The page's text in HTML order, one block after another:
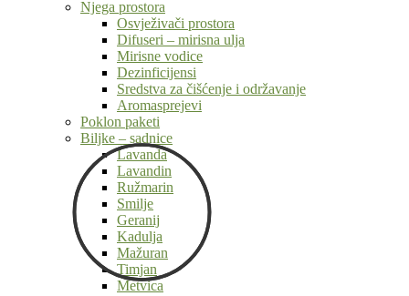
Njega prostora
Osvježivači prostora
Difuseri – mirisna ulja
Mirisne vodice
Dezinficijensi
Sredstva za čišćenje i održavanje
Aromasprejevi
Poklon paketi
Biljke – sadnice
Lavanda
Lavandin
Ružmarin
Smilje
Geranij
Kadulja
Mažuran
Timjan
Metvica